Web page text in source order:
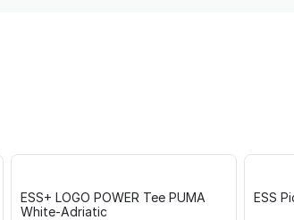
ESS+ LOGO POWER Tee PUMA
White-Adriatic
ESS